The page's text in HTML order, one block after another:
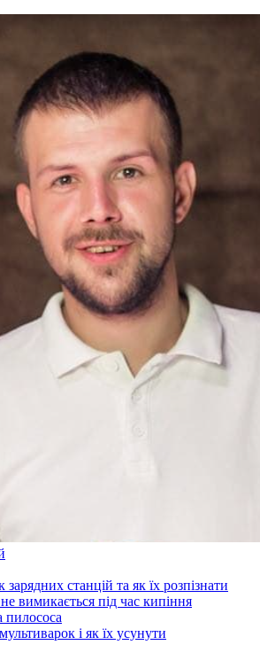
станцій та як їх розпізнати
вимикається під час кипіння
пилососа
і як їх усунути